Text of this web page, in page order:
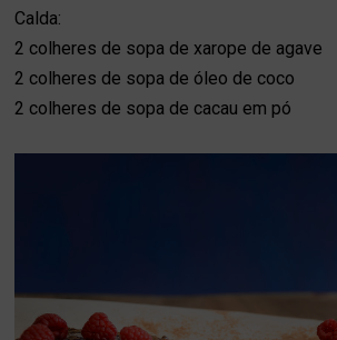
Calda:
2 colheres de sopa de xarope de agave
2 colheres de sopa de óleo de coco
2 colheres de sopa de cacau em pó